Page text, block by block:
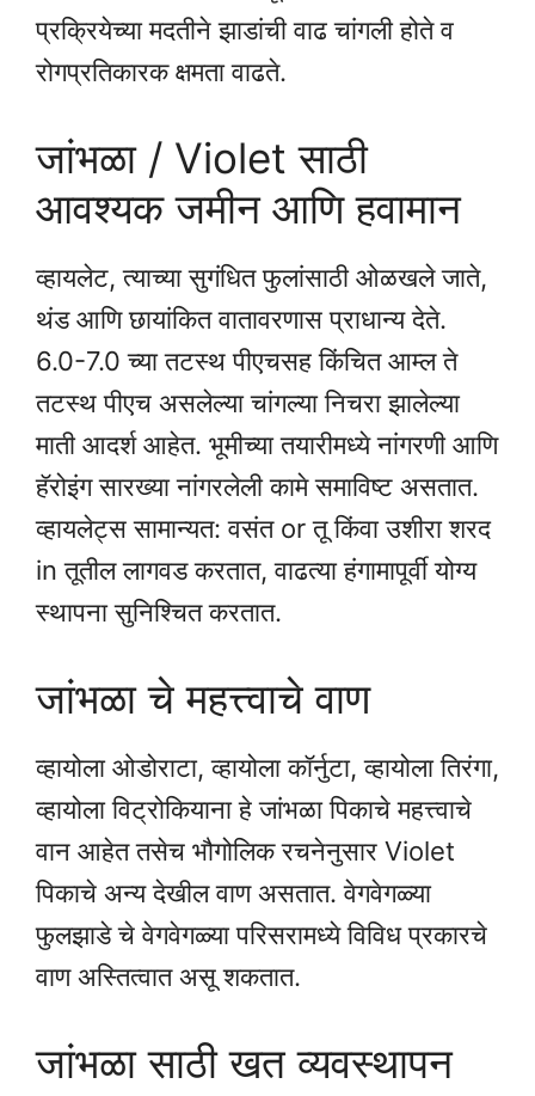
प्रक्रियेच्या मदतीने झाडांची वाढ चांगली होते व
रोगप्रतिकारक क्षमता वाढते.
जांभळा / Violet साठी
आवश्यक जमीन आणि हवामान
व्हायलेट, त्याच्या सुगंधित फुलांसाठी ओळखले जाते,
थंड आणि छायांकित वातावरणास प्राधान्य देते.
6.0-7.0 च्या तटस्थ पीएचसह किंचित आम्ल ते
तटस्थ पीएच असलेल्या चांगल्या निचरा झालेल्या
माती आदर्श आहेत. भूमीच्या तयारीमध्ये नांगरणी आणि
हॅरोइंग सारख्या नांगरलेली कामे समाविष्ट असतात.
व्हायलेट्स सामान्यत: वसंत or तू किंवा उशीरा शरद
in तूतील लागवड करतात, वाढत्या हंगामापूर्वी योग्य
स्थापना सुनिश्चित करतात.
जांभळा चे महत्त्वाचे वाण
व्हायोला ओडोराटा, व्हायोला कॉर्नुटा, व्हायोला तिरंगा,
व्हायोला विट्रोकियाना हे जांभळा पिकाचे महत्त्वाचे
वान आहेत तसेच भौगोलिक रचनेनुसार Violet
पिकाचे अन्य देखील वाण असतात. वेगवेगळ्या
फुलझाडे चे वेगवेगळ्या परिसरामध्ये विविध प्रकारचे
वाण अस्तित्वात असू शकतात.
जांभळा साठी खत व्यवस्थापन